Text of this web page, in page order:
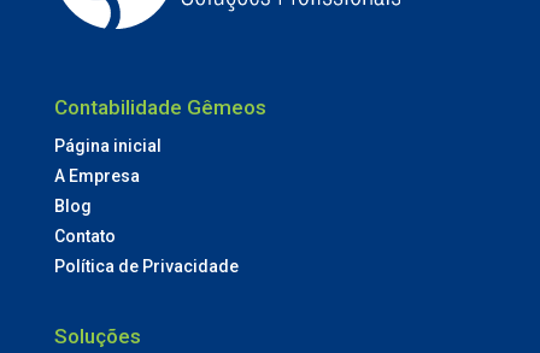
Contabilidade Gêmeos
Página inicial
A Empresa
Blog
Contato
Política de Privacidade
Soluções